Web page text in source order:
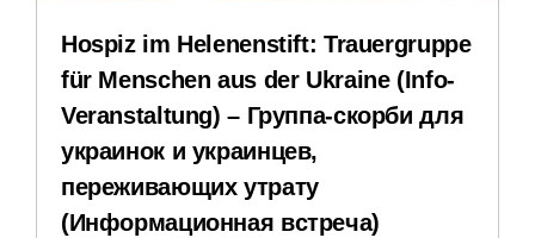
Hospiz im Helenenstift: Trauergruppe
für Menschen aus der Ukraine (Info-
Veranstaltung) – Группа-скорби для
украинок и украинцев,
переживающих утрату
(Информационная встреча)